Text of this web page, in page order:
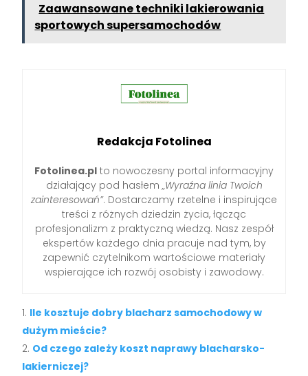
Zaawansowane techniki lakierowania
sportowych supersamochodów
Redakcja Fotolinea
Fotolinea.pl to nowoczesny portal informacyjny
działający pod hasłem „Wyraźna linia Twoich
zainteresowań”. Dostarczamy rzetelne i inspirujące
treści z różnych dziedzin życia, łącząc
profesjonalizm z praktyczną wiedzą. Nasz zespół
ekspertów każdego dnia pracuje nad tym, by
zapewnić czytelnikom wartościowe materiały
wspierające ich rozwój osobisty i zawodowy.
Ile kosztuje dobry blacharz samochodowy w
dużym mieście?
Od czego zależy koszt naprawy blacharsko-
lakierniczej?